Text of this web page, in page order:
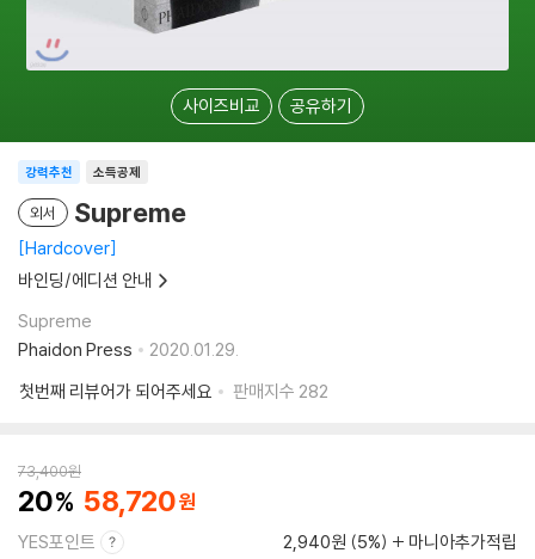
사이즈비교 공유하기
소득공제
강력추천
외서 Supreme
Hardcover
바인딩/에디션 안내
Supreme
Phaidon Press
2020.01.29.
첫번째 리뷰어가 되어주세요
판매지수 282
73,400원
20 58,720
YES포인트 2,940원 (5%) 마니아추가적립